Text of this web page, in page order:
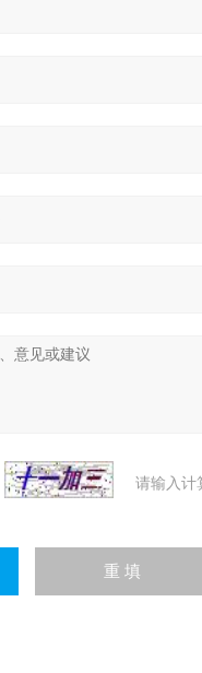
请输入计